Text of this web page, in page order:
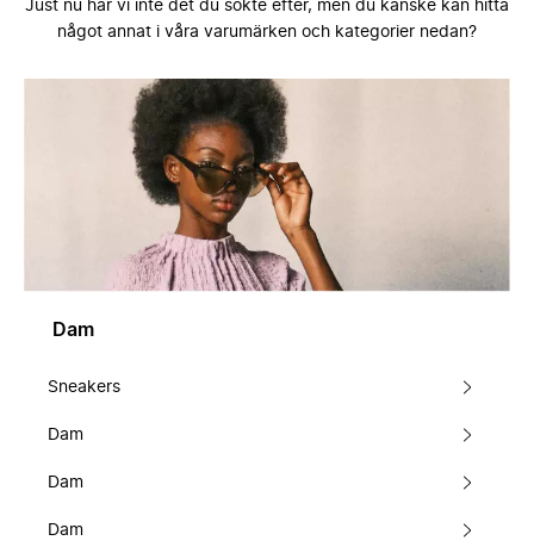
Just nu har vi inte det du sökte efter, men du kanske kan hitta
något annat i våra varumärken och kategorier nedan?
Dam
Sneakers
Dam
Dam
Dam